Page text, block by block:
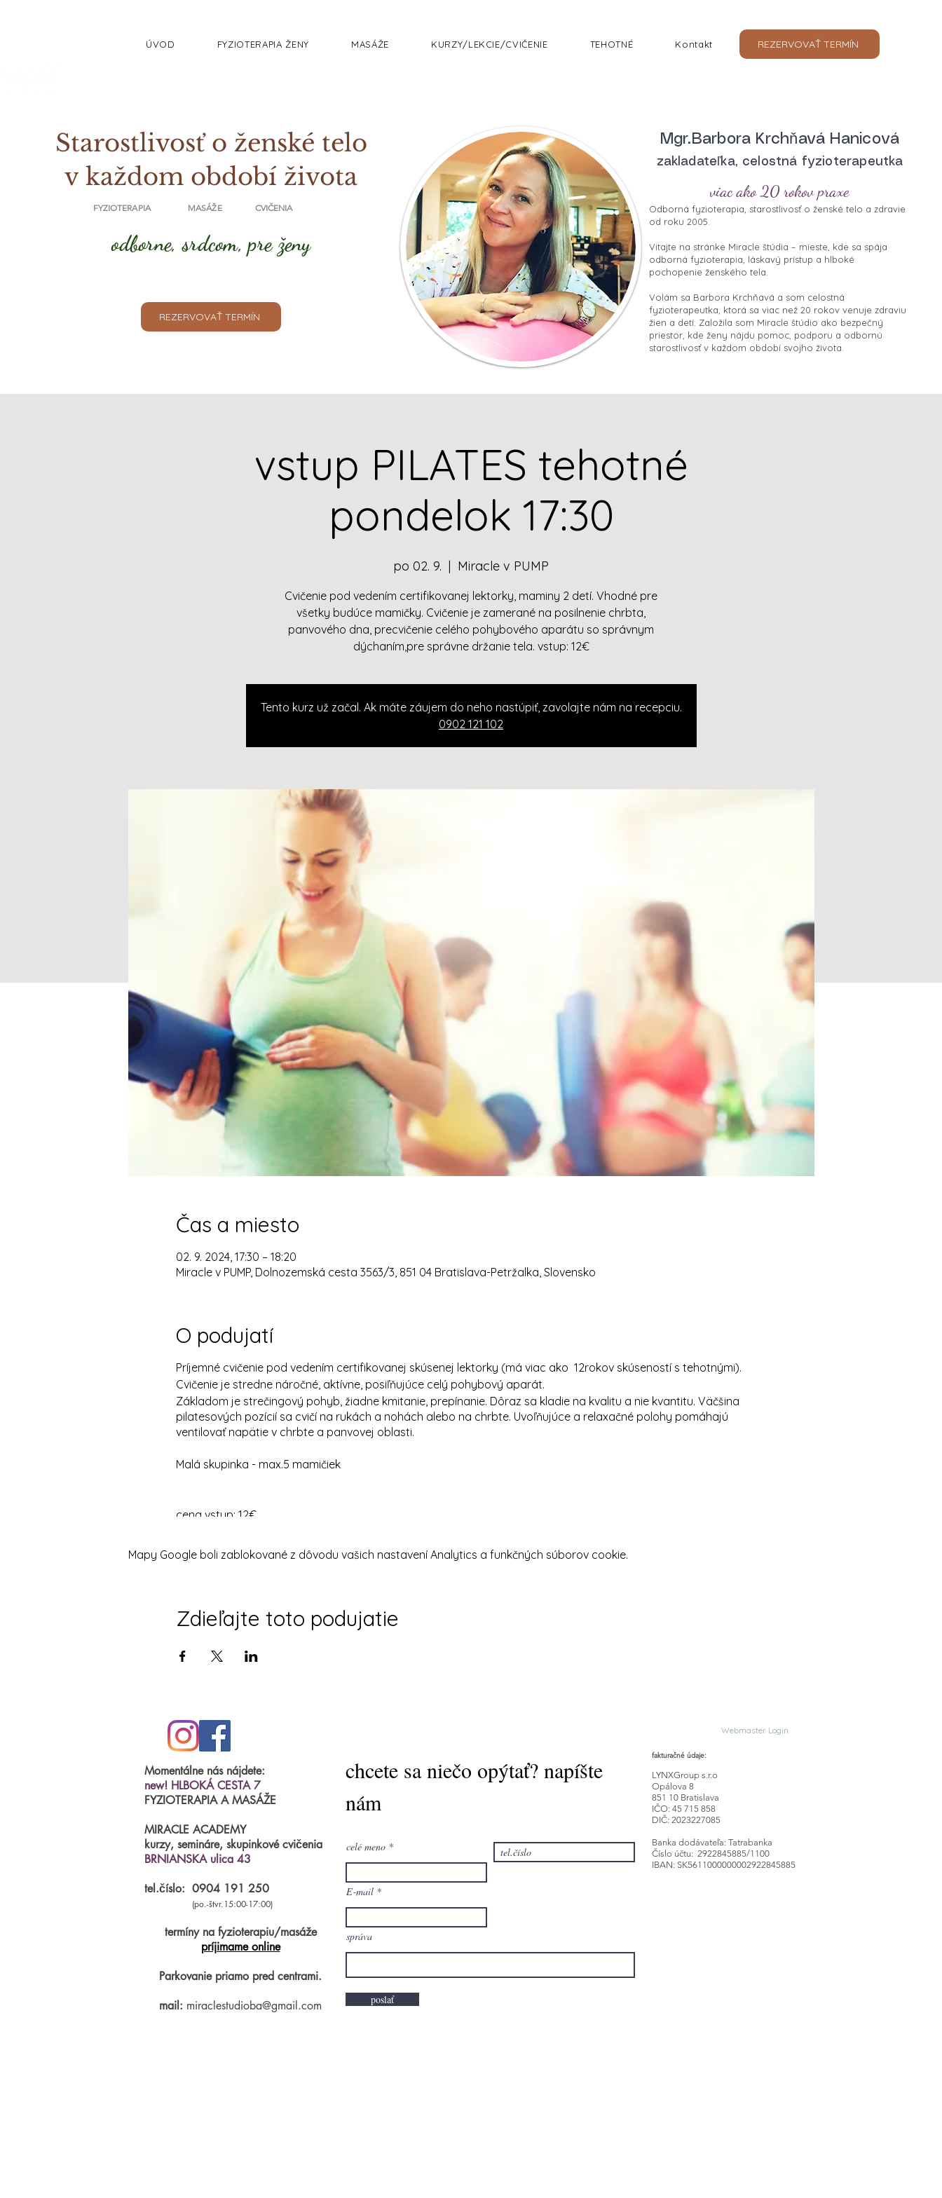
ÚVOD FYZIOTERAPIA ŽENY MASÁŽE KURZY/LEKCIE/CVIČENIE TEHOTNÉ Kontakt REZERVOVAŤ TERMÍN
Starostlivosť o ženské telo
v každom období života
FYZIOTERAPIA MASÁŽE CVIČENIA
odborne, srdcom, pre ženy
REZERVOVAŤ TERMÍN
Mgr.Barbora Krchňavá Hanicová
zakladateľka, celostná fyzioterapeutka
viac ako 20 rokov praxe
Odborná fyzioterapia, starostlivosť o ženské telo a zdravie
od roku 2005.
Vitajte na stránke Miracle štúdia – mieste, kde sa spája
odborná fyzioterapia, láskavý prístup a hlboké
pochopenie ženského tela.
Volám sa Barbora Krchňavá a som celostná
fyzioterapeutka, ktorá sa viac než 20 rokov venuje zdraviu
žien a detí. Založila som Miracle štúdio ako bezpečný
priestor, kde ženy nájdu pomoc, podporu a odbornú
starostlivosť v každom období svojho života.​
vstup PILATES tehotné
pondelok 17:30
po 02. 9.
  |
Miracle v PUMP
Cvičenie pod vedením certifikovanej lektorky, maminy 2 detí. Vhodné pre
všetky budúce mamičky. Cvičenie je zamerané na posilnenie chrbta,
panvového dna, precvičenie celého pohybového aparátu so správnym
dýchaním,pre správne držanie tela. vstup: 12€
Tento kurz už začal. Ak máte záujem do neho nastúpiť, zavolajte nám na recepciu.
0902 121 102
Čas a miesto
02. 9. 2024, 17:30 – 18:20
Miracle v PUMP, Dolnozemská cesta 3563/3, 851 04 Bratislava-Petržalka, Slovensko
O podujatí
Príjemné cvičenie pod vedením certifikovanej skúsenej lektorky (má viac ako 12rokov skúseností s tehotnými).
Cvičenie je stredne náročné, aktívne, posiľňujúce celý pohybový aparát.
Základom je strečingový pohyb, žiadne kmitanie, prepínanie. Dôraz sa kladie na kvalitu a nie kvantitu. Väčšina
pilatesových pozícií sa cvičí na rukách a nohách alebo na chrbte. Uvoľňujúce a relaxačné polohy pomáhajú
ventilovať napätie v chrbte a panvovej oblasti.
Malá skupinka - max.5 mamičiek
cena vstup: 12€
Mapy Google boli zablokované z dôvodu vašich nastavení Analytics a funkčných súborov cookie.
Zdieľajte toto podujatie
Momentálne nás nájdete:
new! HLBOKÁ CESTA 7
FYZIOTERAPIA A MASÁŽE
MIRACLE ACADEMY
kurzy, semináre, skupinkové cvičenia
BRNIANSKA ulica 43
tel.číslo: 0904 191 250
(po.-štvr.15:00-17:00)
termíny na fyzioterapiu/masáže
príjimame online
Parkovanie priamo pred centrami.
mail: miraclestudioba@gmail.com
chcete sa niečo opýtať? napíšte
nám
celé meno
E‑mail
správa
poslať
Webmaster Login
fakturačné údaje:
LYNXGroup s.r.o
Opálova 8
851 10 Bratislava
IČO: 45 715 858
DIČ: 2023227085
Banka dodávateľa: Tatrabanka
Číslo účtu: 2922845885/1100
IBAN: SK5611000000002922845885